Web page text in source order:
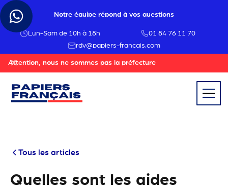
Notre équipe répond à vos questions
Lun-Sam de 10h à 18h
01 84 76 11 70
rdv@papiers-francais.com
Attention, nous ne sommes pas la préfecture
Tous les articles
Quelles sont les aides